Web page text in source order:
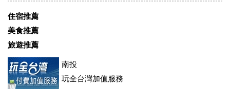
住宿推薦
美食推薦
旅遊推薦
南投
玩全台灣加值服務